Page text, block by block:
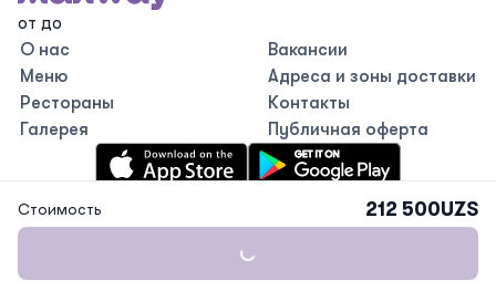
Стоимость 212 500UZS
Loading...
от до
О нас
Меню
Рестораны
Галерея
Вакансии
Адреса и зоны доставки
Контакты
Публичная оферта
from Delever